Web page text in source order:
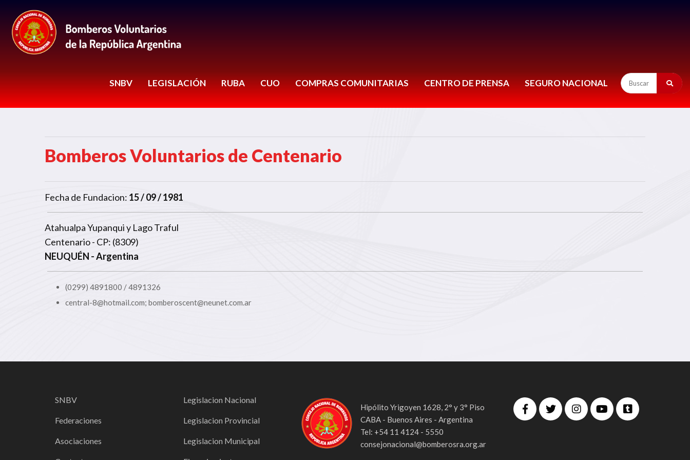
SNBV LEGISLACIÓN RUBA CUO COMPRAS COMUNITARIAS CENTRO DE PRENSA SEGURO NACIONAL
Bomberos Voluntarios de Centenario
Fecha de Fundacion: 15 / 09 / 1981
Atahualpa Yupanqui y Lago Traful
Centenario - CP: (8309)
NEUQUÉN - Argentina
(0299) 4891800 / 4891326
central-8@hotmail.com; bomberoscent@neunet.com.ar
SNBV
Federaciones
Asociaciones
Legislacion Nacional
Legislacion Provincial
Legislacion Municipal
Hipólito Yrigoyen 1628, 2° y 3° Piso
CABA - Buenos Aires - Argentina
Tel: +54 11 4124 - 5550
consejonacional@bomberosra.org.ar